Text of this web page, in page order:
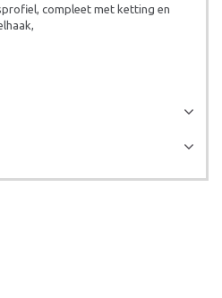
compleet met ketting en